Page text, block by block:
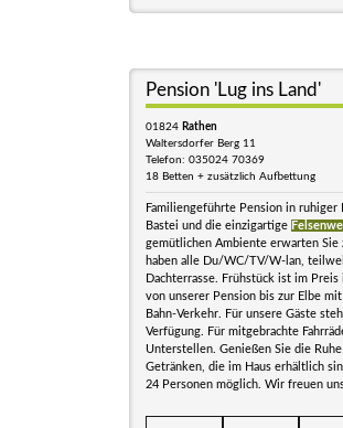
Pension 'Lug ins Land'
01824 Rathen
Waltersdorfer Berg 11
Telefon: 035024 70369
18 Betten + zusätzlich Aufbettung
Familiengeführte Pension in
Bastei und die einzigartige
gemütlichen Ambiente erwarten Sie
haben alle Du/WC/TV/W-lan,
Dachterrasse. Frühstück ist im
von unserer Pension bis zur Elbe
Bahn-Verkehr. Für unsere Gäste
Verfügung. Für mitgebrachte
Unterstellen. Genießen Sie die
Getränken, die im Haus erhältlich
24 Personen möglich. Wir freuen